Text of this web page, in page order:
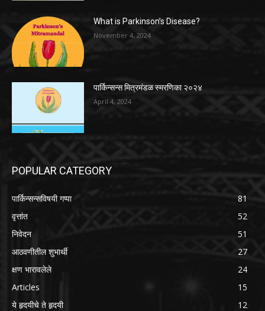
What is Parkinson’s Disease?
November 4, 2024
पार्किन्सन्स मित्रमंडळ स्मरणिका २०२४
April 4, 2024
POPULAR CATEGORY
पार्किन्सन्सविषयी गप्पा
81
वृत्तांत
52
निवेदन
51
आठवणीतील शुभार्थी
27
क्षण भारावलेले
24
Articles
15
ये हृदयीचे ते हृदयी
12